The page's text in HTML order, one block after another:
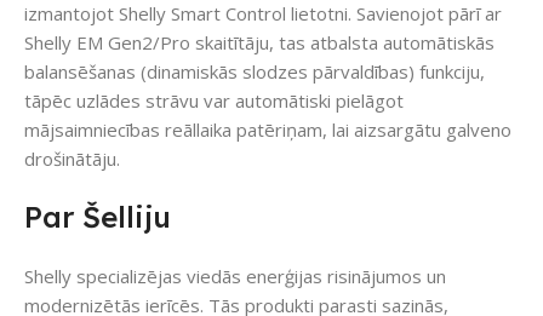
izmantojot Shelly Smart Control lietotni. Savienojot pārī ar
Shelly EM Gen2/Pro skaitītāju, tas atbalsta automātiskās
balansēšanas (dinamiskās slodzes pārvaldības) funkciju,
tāpēc uzlādes strāvu var automātiski pielāgot
mājsaimniecības reāllaika patēriņam, lai aizsargātu galveno
drošinātāju.
Par Šelliju
Shelly specializējas viedās enerģijas risinājumos un
modernizētās ierīcēs. Tās produkti parasti sazinās,